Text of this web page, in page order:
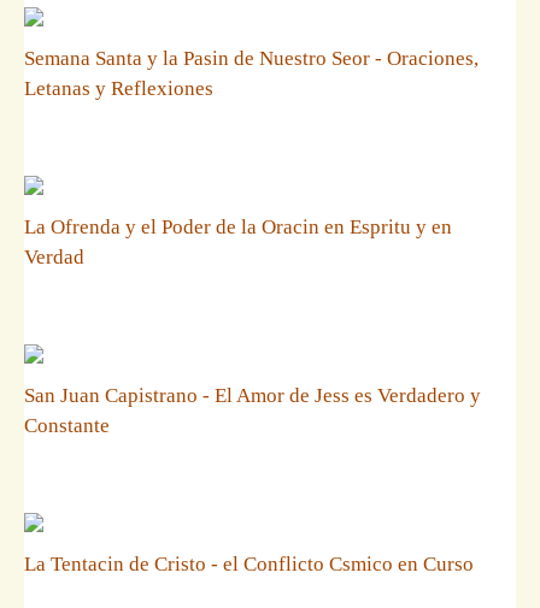
Semana Santa y la Pasin de Nuestro Seor - Oraciones,
Letanas y Reflexiones
La Ofrenda y el Poder de la Oracin en Espritu y en
Verdad
San Juan Capistrano - El Amor de Jess es Verdadero y
Constante
La Tentacin de Cristo - el Conflicto Csmico en Curso